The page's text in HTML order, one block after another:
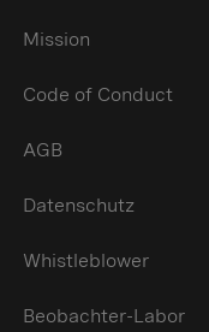
Mission
Code of Conduct
AGB
Datenschutz
Whistleblower
Beobachter-Labor